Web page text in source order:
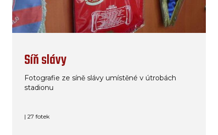
Síň slávy
Fotografie ze síně slávy umístěné v útrobách
stadionu
| 27 fotek